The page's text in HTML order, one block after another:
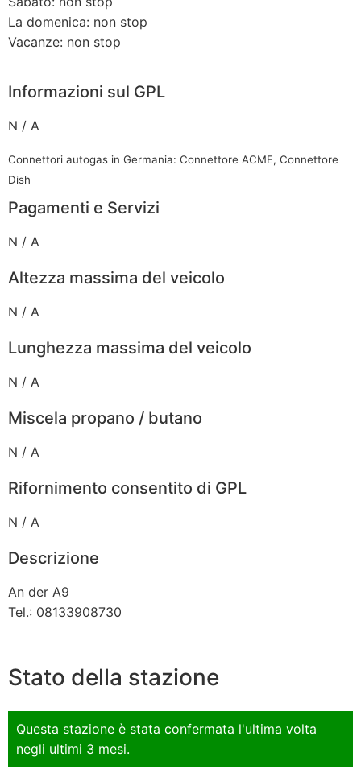
La domenica: non stop
Vacanze: non stop
Informazioni sul GPL
N / A
Connettori autogas in Germania: Connettore ACME, Connettore
Dish
Pagamenti e Servizi
N / A
Altezza massima del veicolo
N / A
Lunghezza massima del veicolo
N / A
Miscela propano / butano
N / A
Rifornimento consentito di GPL
N / A
Descrizione
An der A9
Tel.: 08133908730
Stato della stazione
Questa stazione è stata confermata l'ultima volta
negli ultimi 3 mesi.